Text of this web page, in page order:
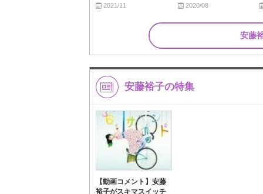
2021/11 2020/08
安藤
安藤裕子の特集
【動画コメント】安藤
裕子がスキマスイッチ